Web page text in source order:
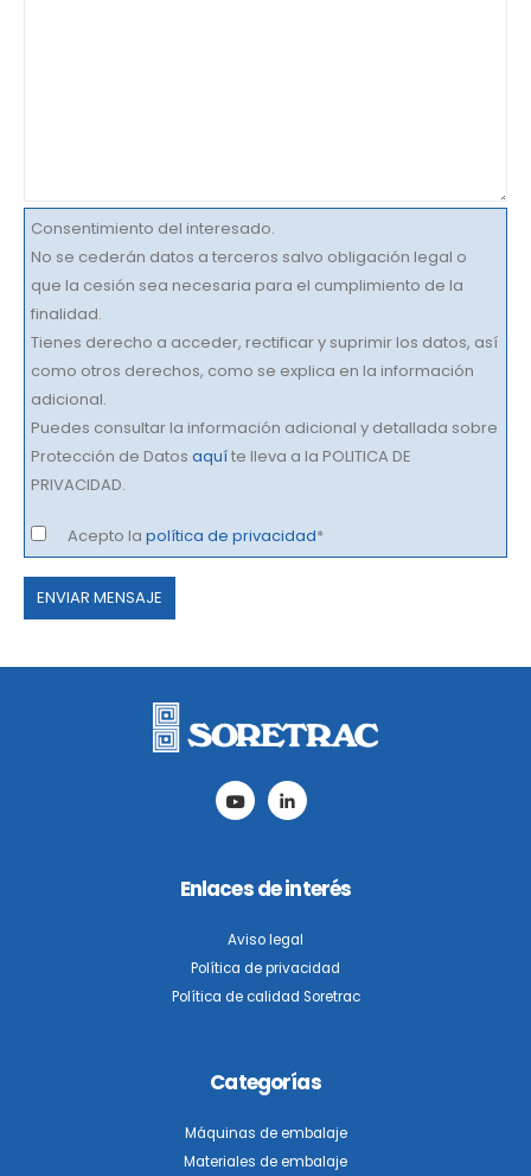
Consentimiento del interesado.
No se cederán datos a terceros salvo obligación legal o
que la cesión sea necesaria para el cumplimiento de la
finalidad.
Tienes derecho a acceder, rectificar y suprimir los datos, así
como otros derechos, como se explica en la información
adicional.
Puedes consultar la información adicional y detallada sobre
Protección de Datos aquíte lleva a la POLITICA DE
PRIVACIDAD.
Acepto la política de privacidad*
Por
favor,
este
Enlaces de interés
Aviso legal
Política de privacidad
Política de calidad Soretrac
Categorías
Máquinas de embalaje
Materiales de embalaje